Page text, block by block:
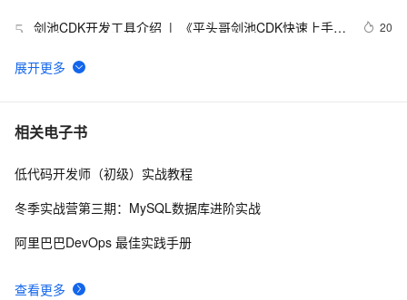
5 剑池CDK开发工具介绍  |  《平头哥剑池CDK快速上手指
20
6 WebAssembly 在 MOSN 中的实践 - 基础框架篇
7 userdel使用说明
8 自己看系统的“系统还原”
相关电子书
查看更多
低代码开发师（初级）实战教程
冬季实战营第三期：MySQL数据库进阶实战
阿里巴巴DevOps 最佳实践手册